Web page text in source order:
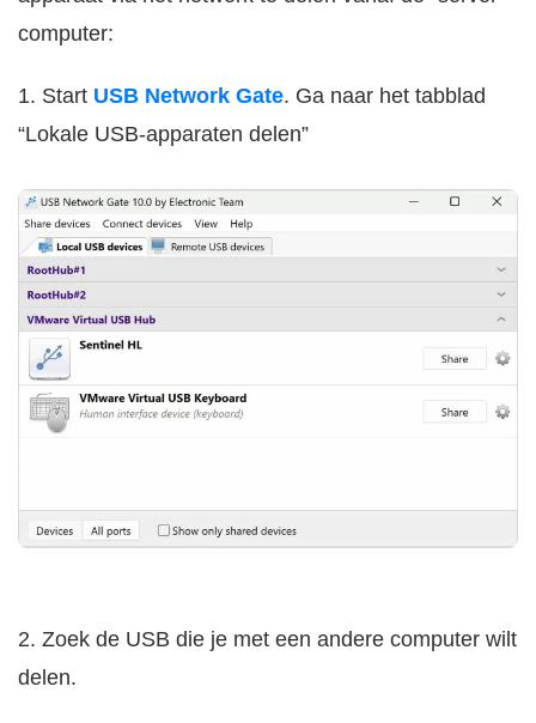
computer:
1. Start USB Network Gate. Ga naar het tabblad
“Lokale USB-apparaten delen”
2. Zoek de USB die je met een andere computer wilt
delen.